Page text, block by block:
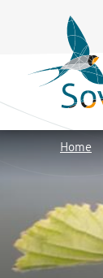
inhoud
Sovon
Homepage
Home